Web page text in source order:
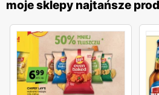
moje sklepy najtańsze